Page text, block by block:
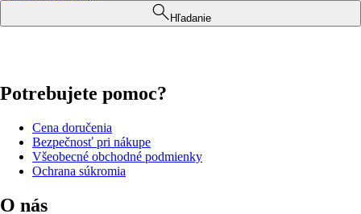
Hľadanie
Potrebujete pomoc?
Cena doručenia
Bezpečnosť pri nákupe
Všeobecné obchodné podmienky
Ochrana súkromia
O nás